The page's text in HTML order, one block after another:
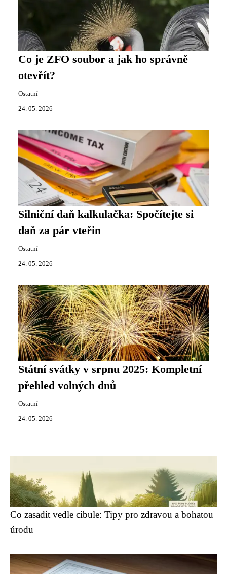
Co je ZFO soubor a jak ho správně
otevřít?
Ostatní
24. 05. 2026
Silniční daň kalkulačka: Spočítejte si
daň za pár vteřin
Ostatní
24. 05. 2026
Státní svátky v srpnu 2025: Kompletní
přehled volných dnů
Ostatní
24. 05. 2026
Co zasadit vedle cibule: Tipy pro zdravou a bohatou
úrodu